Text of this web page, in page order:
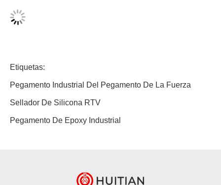
Etiquetas:
Pegamento Industrial Del Pegamento De La Fuerza
Sellador De Silicona RTV
Pegamento De Epoxy Industrial